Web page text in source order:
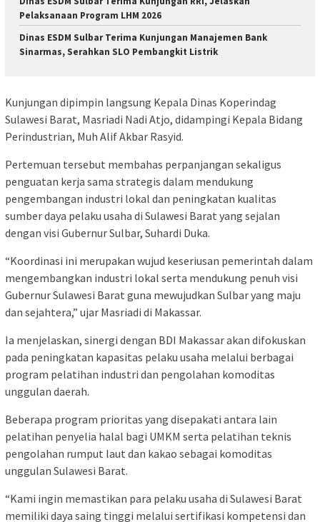
Pelaksanaan Program LHM 2026
Dinas ESDM Sulbar Terima Kunjungan Manajemen Bank
Sinarmas, Serahkan SLO Pembangkit Listrik
Kunjungan dipimpin langsung Kepala Dinas Koperindag
Sulawesi Barat, Masriadi Nadi Atjo, didampingi Kepala Bidang
Perindustrian, Muh Alif Akbar Rasyid.
Pertemuan tersebut membahas perpanjangan sekaligus
penguatan kerja sama strategis dalam mendukung
pengembangan industri lokal dan peningkatan kualitas
sumber daya pelaku usaha di Sulawesi Barat yang sejalan
dengan visi Gubernur Sulbar, Suhardi Duka.
“Koordinasi ini merupakan wujud keseriusan pemerintah dalam
mengembangkan industri lokal serta mendukung penuh visi
Gubernur Sulawesi Barat guna mewujudkan Sulbar yang maju
dan sejahtera,” ujar Masriadi di Makassar.
Ia menjelaskan, sinergi dengan BDI Makassar akan difokuskan
pada peningkatan kapasitas pelaku usaha melalui berbagai
program pelatihan industri dan pengolahan komoditas
unggulan daerah.
Beberapa program prioritas yang disepakati antara lain
pelatihan penyelia halal bagi UMKM serta pelatihan teknis
pengolahan rumput laut dan kakao sebagai komoditas
unggulan Sulawesi Barat.
“Kami ingin memastikan para pelaku usaha di Sulawesi Barat
memiliki daya saing tinggi melalui sertifikasi kompetensi dan